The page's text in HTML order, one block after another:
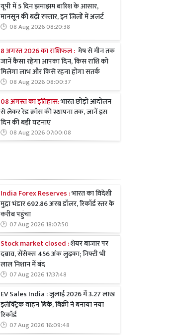
यूपी में 5 दिन झमाझम बारिश के आसार,
मानसून की बढ़ी रफ्तार, इन जिलों में अलर्ट
08 Aug 2026 08:20:38
8 अगस्त 2026 का राशिफल : मेष से मीन तक
जानें कैसा रहेगा आपका दिन, किस राशि को
मिलेगा लाभ और किसे रहना होगा सतर्क
08 Aug 2026 08:00:37
08 अगस्त का इतिहास:भारत छोड़ो आंदोलन
से लेकर रेड क्रॉस की स्थापना तक, जानें इस
दिन की बड़ी घटनाएं
08 Aug 2026 07:00:08
India Forex Reserves :भारत का विदेशी
मुद्रा भंडार 692.86 अरब डॉलर, रिकॉर्ड स्तर के
करीब पहुंचा
07 Aug 2026 18:07:50
Stock market closed :शेयर बाजार पर
दबाव, सेंसेक्स 456 अंक लुढ़का; निफ्टी भी
लाल निशान में बंद
07 Aug 2026 17:37:48
EV Sales India : जुलाई 2026 में 3.27 लाख
इलेक्ट्रिक वाहन बिके, बिक्री ने बनाया नया
रिकॉर्ड
07 Aug 2026 16:09:48